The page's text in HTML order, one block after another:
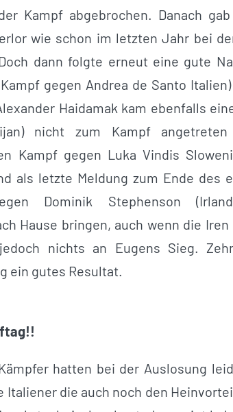
Kampf abgebrochen. Danach
wie schon im letzten Jahr bei
dann folgte erneut eine gute
gegen Andrea de Santo
Haidamak kam ebenfalls
nicht zum Kampf
Kampf gegen Luka Vindis
als letzte Meldung zum Ende des
Dominik Stephenson
Hause bringen, auch wenn die
nichts an Eugens Sieg.
ein gutes Resultat.
hatten bei der Auslosung
die auch noch den